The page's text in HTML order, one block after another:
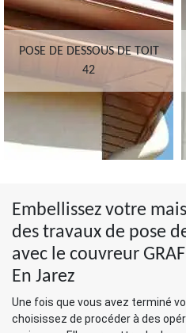
POSE DE DESSOUS DE TOIT
42
Embellissez votre
des travaux de pose
avec le couvreur
En Jarez
Une fois que vous avez terminé
choisissez de procéder à des